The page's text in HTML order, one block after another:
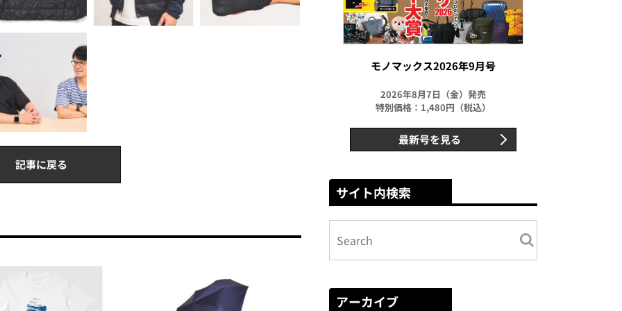
記事に戻る
モノマックス2026年9月号
2026年8月7日（金）発売
特別価格：1,480円（税込）
最新号を見る
サイト内検索
アーカイブ